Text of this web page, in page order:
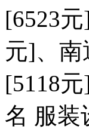
[6523
元]、南
[5118
名 服装